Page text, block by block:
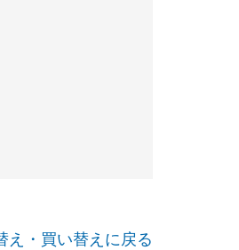
え・買い替えに戻る